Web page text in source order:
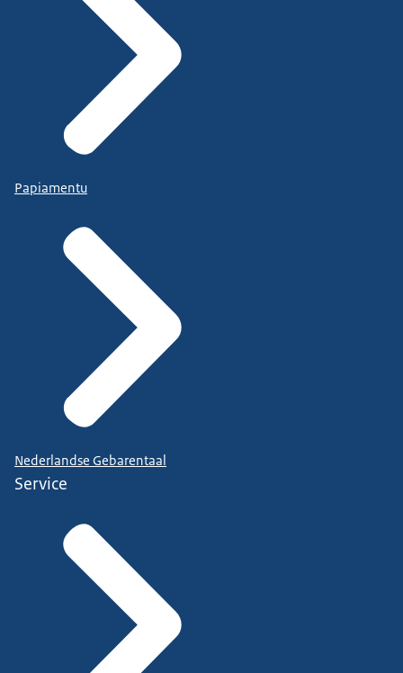
Papiamentu
Nederlandse Gebarentaal
Service